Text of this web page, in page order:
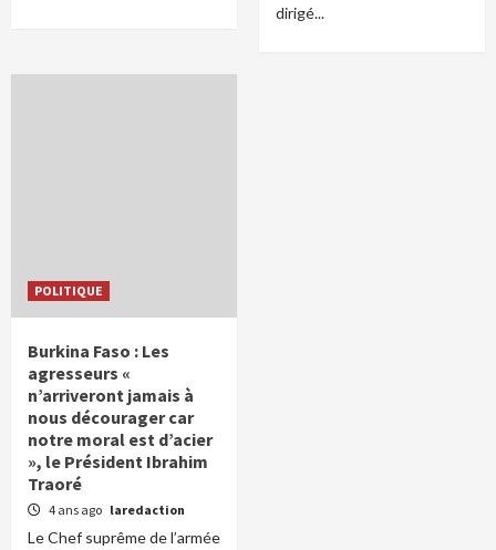
dirigé...
POLITIQUE
Burkina Faso : Les
agresseurs «
n’arriveront jamais à
nous décourager car
notre moral est d’acier
», le Président Ibrahim
Traoré
4 ans ago laredaction
Le Chef suprême de l’armée